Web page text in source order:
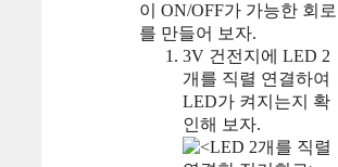
이 ON/OFF가 가능한 회로
를 만들어 보자.
3V 건전지에 LED 2
개를 직렬 연결하여
LED가 켜지는지 확
인해 보자.